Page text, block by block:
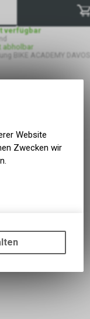
verfügbar
abholbar
BIKE ACADEMY DAVOS
Website
Zwecken wir
wie die
die